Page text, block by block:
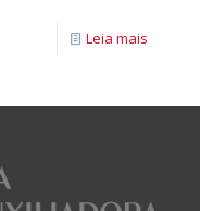
Leia mais